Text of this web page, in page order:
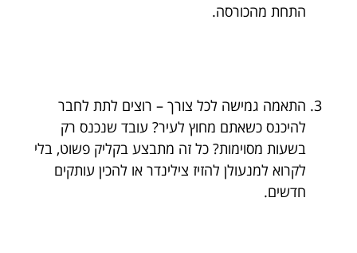
התחת מהכורסה.
התאמה גמישה לכל צורך – רוצים לתת לחבר
להיכנס כשאתם מחוץ לעיר? עובד שנכנס רק
בשעות מסוימות? כל זה מתבצע בקליק פשוט, בלי
לקרוא למנעולן להזיז צילינדר או להכין עותקים
חדשים.